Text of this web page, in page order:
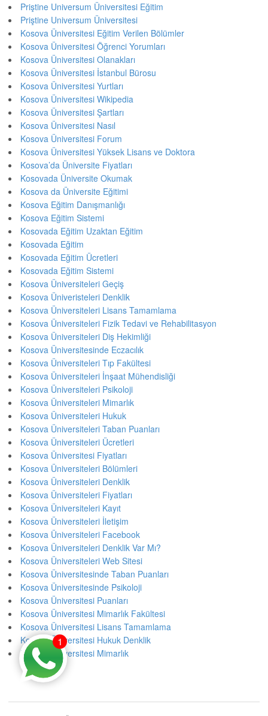
Priştine Universum Üniversitesi Eğitim
Priştine Universum Üniversitesi
Kosova Üniversitesi Eğitim Verilen Bölümler
Kosova Üniversitesi Öğrenci Yorumları
Kosova Üniversitesi Olanakları
Kosova Üniversitesi İstanbul Bürosu
Kosova Üniversitesi Yurtları
Kosova Üniversitesi Wikipedia
Kosova Üniversitesi Şartları
Kosova Üniversitesi Nasıl
Kosova Üniversitesi Forum
Kosova Üniversitesi Yüksek Lisans ve Doktora
Kosova’da Üniversite Fiyatları
Kosovada Üniversite Okumak
Kosova da Üniversite Eğitimi
Kosova Eğitim Danışmanlığı
Kosova Eğitim Sistemi
Kosovada Eğitim Uzaktan Eğitim
Kosovada Eğitim
Kosovada Eğitim Ücretleri
Kosovada Eğitim Sistemi
Kosova Üniversiteleri Geçiş
Kosova Üniveristeleri Denklik
Kosova Üniversiteleri Lisans Tamamlama
Kosova Üniversiteleri Fizik Tedavi ve Rehabilitasyon
Kosova Üniversiteleri Diş Hekimliği
Kosova Üniversitesinde Eczacılık
Kosova Üniversiteleri Tıp Fakültesi
Kosova Üniversiteleri İnşaat Mühendisliği
Kosova Üniversiteleri Psikoloji
Kosova Üniversiteleri Mimarlık
Kosova Üniversiteleri Hukuk
Kosova Üniversiteleri Taban Puanları
Kosova Üniversiteleri Ücretleri
Kosova Üniversitesi Fiyatları
Kosova Üniversiteleri Bölümleri
Kosova Üniversiteleri Denklik
Kosova Üniversiteleri Fiyatları
Kosova Üniversiteleri Kayıt
Kosova Üniversiteleri İletişim
Kosova Üniversiteleri Facebook
Kosova Üniversiteleri Denklik Var Mı?
Kosova Üniversiteleri Web Sitesi
Kosova Üniversitesinde Taban Puanları
Kosova Üniversitesinde Psikoloji
Kosova Üniversitesi Puanları
Kosova Üniversitesi Mimarlık Fakültesi
Kosova Üniversitesi Lisans Tamamlama
Kosova Üniversitesi Hukuk Denklik
Kosova Üniversitesi Mimarlık
1